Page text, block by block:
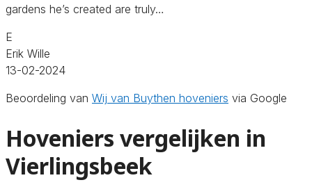
gardens he’s created are truly…
E
Erik Wille
13-02-2024
Beoordeling van Wij van Buythen hoveniers via Google
Hoveniers vergelijken in
Vierlingsbeek